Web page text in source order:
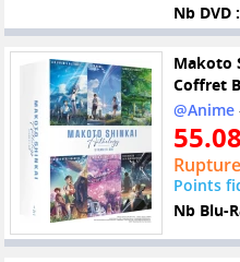
Nb DVD :
Makoto
Coffret
@Anime
Rupture
Points
Nb Blu-